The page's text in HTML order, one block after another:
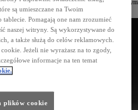
GR Supra Final Edition, w tym auta z dodatkowym
na polskim rynku.
są umieszczane na Twoim
Pomagają one nam zrozumieć
naszej witryny. Są wykorzystywane do
a także służą do celów reklamowych.
Jeżeli nie wyrażasz na to zgody,
informacje na ten temat
plików cookie